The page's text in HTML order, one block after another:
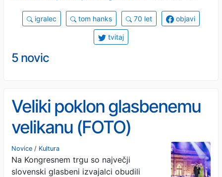
igralec tom hanks 70 let objavi
tvitaj
5 novic
Veliki poklon glasbenemu
velikanu (FOTO)
Novice / Kultura
Na Kongresnem trgu so največji
slovenski glasbeni izvajalci obudili